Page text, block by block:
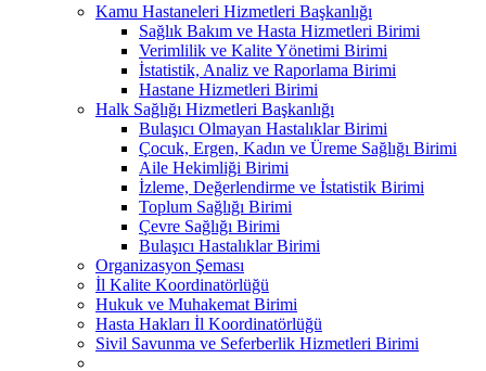
Kamu Hastaneleri Hizmetleri Başkanlığı
Sağlık Bakım ve Hasta Hizmetleri Birimi
Verimlilik ve Kalite Yönetimi Birimi
İstatistik, Analiz ve Raporlama Birimi
Hastane Hizmetleri Birimi
Halk Sağlığı Hizmetleri Başkanlığı
Bulaşıcı Olmayan Hastalıklar Birimi
Çocuk, Ergen, Kadın ve Üreme Sağlığı Birimi
Aile Hekimliği Birimi
İzleme, Değerlendirme ve İstatistik Birimi
Toplum Sağlığı Birimi
Çevre Sağlığı Birimi
Bulaşıcı Hastalıklar Birimi
Organizasyon Şeması
İl Kalite Koordinatörlüğü
Hukuk ve Muhakemat Birimi
Hasta Hakları İl Koordinatörlüğü
Sivil Savunma ve Seferberlik Hizmetleri Birimi